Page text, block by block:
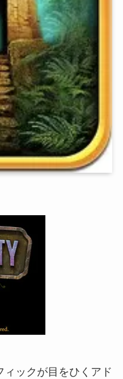
ックが目をひくアド